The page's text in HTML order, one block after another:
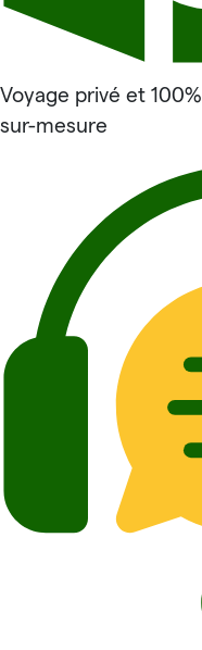
Voyage privé et 100%
sur-mesure